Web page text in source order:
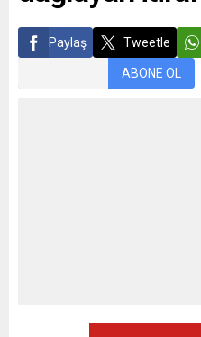
Paylaş Tweetle
ABONE OL